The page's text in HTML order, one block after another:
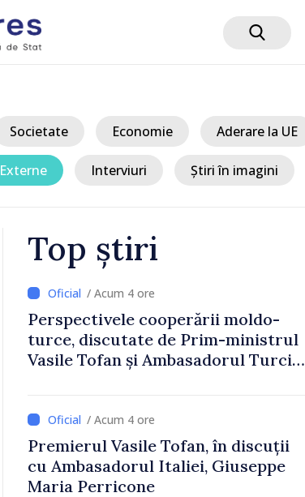
Societate Economie Aderare la UE
Externe Interviuri Știri în imagini
Top știri
/ Acum 4 ore
Perspectivele cooperării moldo-
turce, discutate de Prim-ministrul
Vasile Tofan și Ambasadorul Turciei,
/ Acum 4 ore
Premierul Vasile Tofan, în discuții
cu Ambasadorul Italiei, Giuseppe
Maria Perricone